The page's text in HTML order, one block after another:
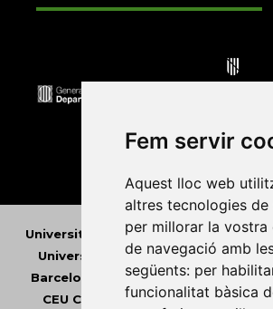
Fem servir
Aquest lloc web
altres tecnologies de
per millorar la vostra
de navegació amb
següents: per
funcionalitat bàsica
Universitat Abat Oliba CEU •
Universitat d'Andorra•Universitat
Barcelona
Universitat de
CEU Cardenal Herrera•